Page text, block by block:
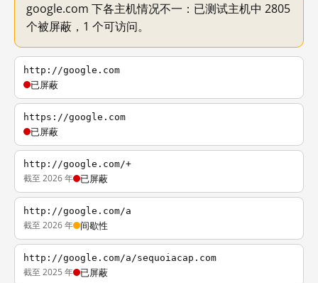
google.com 下各主机情况不一：已测试主机中 2805
个被屏蔽，1 个可访问。
http://google.com
已屏蔽
https://google.com
已屏蔽
http://google.com/+
截至 2026 年 已屏蔽
http://google.com/a
截至 2026 年 间歇性
http://google.com/a/sequoiacap.com
截至 2025 年 已屏蔽